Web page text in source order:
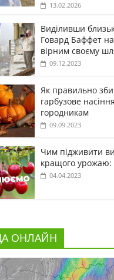
13.02.2026
Виділивши
Говард Баффет
вірним своєму
09.12.2023
Як правильно
гарбузове
городникам
09.09.2023
Чим підживити
кращого урожаю:
04.04.2023
ОНЛАЙН